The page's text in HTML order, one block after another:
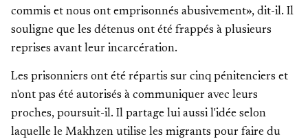
commis et nous ont emprisonnés abusivement», dit-il. Il
souligne que les détenus ont été frappés à plusieurs
reprises avant leur incarcération.
Les prisonniers ont été répartis sur cinq pénitenciers et
n'ont pas été autorisés à communiquer avec leurs
proches, poursuit-il. Il partage lui aussi l'idée selon
laquelle le Makhzen utilise les migrants pour faire du